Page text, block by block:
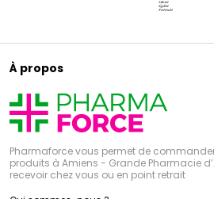
À propos
Pharmaforce vous permet de
produits à Amiens - Grande Pharmacie
recevoir chez vous ou en point retrait